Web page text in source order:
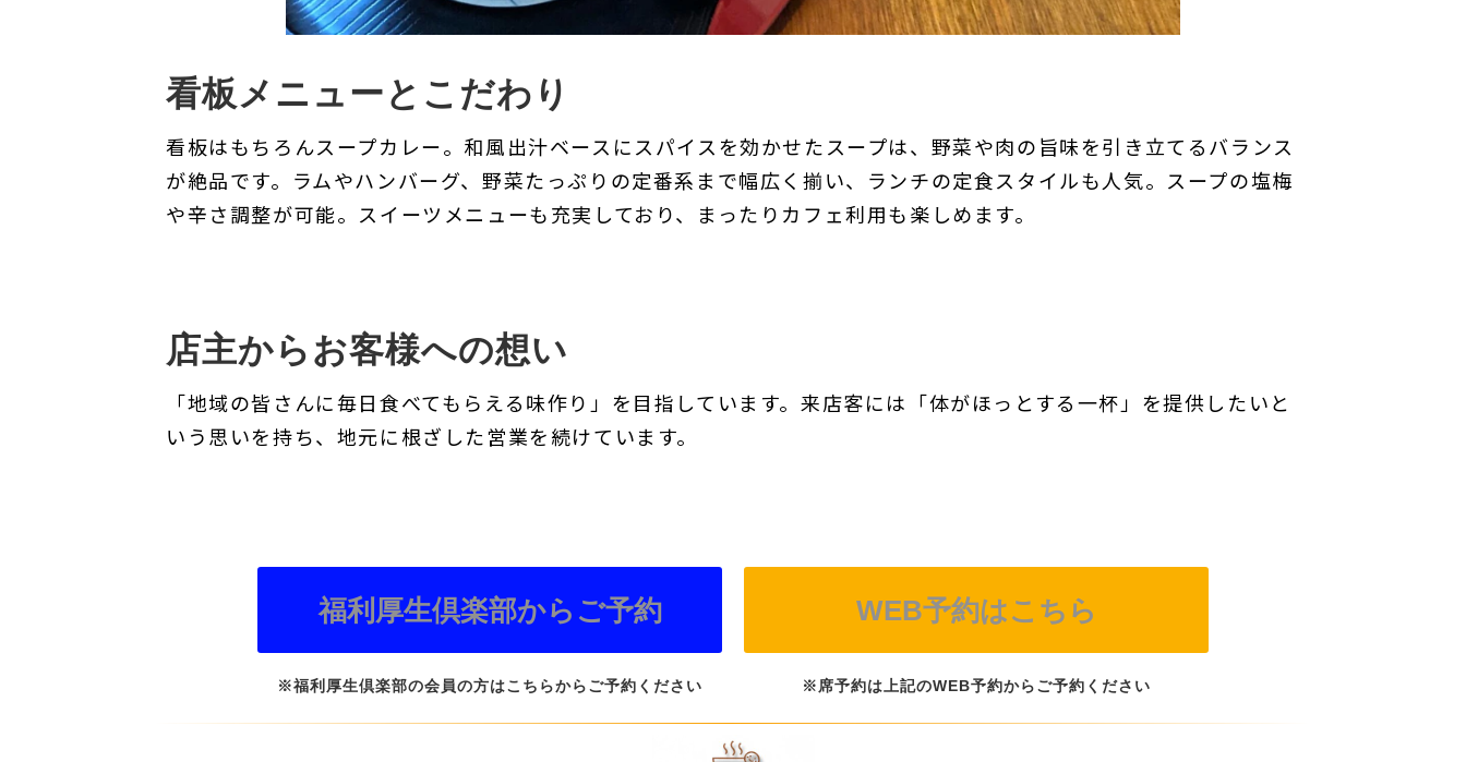
看板メニューとこだわり
看板はもちろんスープカレー。和風出汁ベースにスパイスを効かせたスープは、野菜や肉の旨味を引き立てるバランス
が絶品です。ラムやハンバーグ、野菜たっぷりの定番系まで幅広く揃い、ランチの定食スタイルも人気。スープの塩梅
や辛さ調整が可能。スイーツメニューも充実しており、まったりカフェ利用も楽しめます。
店主からお客様への想い
「地域の皆さんに毎日食べてもらえる味作り」を目指しています。来店客には「体がほっとする一杯」を提供したいと
いう思いを持ち、地元に根ざした営業を続けています。
福利厚生倶楽部からご予約
※福利厚生倶楽部の会員の方はこちらからご予約ください
WEB予約はこちら
※席予約は上記のWEB予約からご予約ください